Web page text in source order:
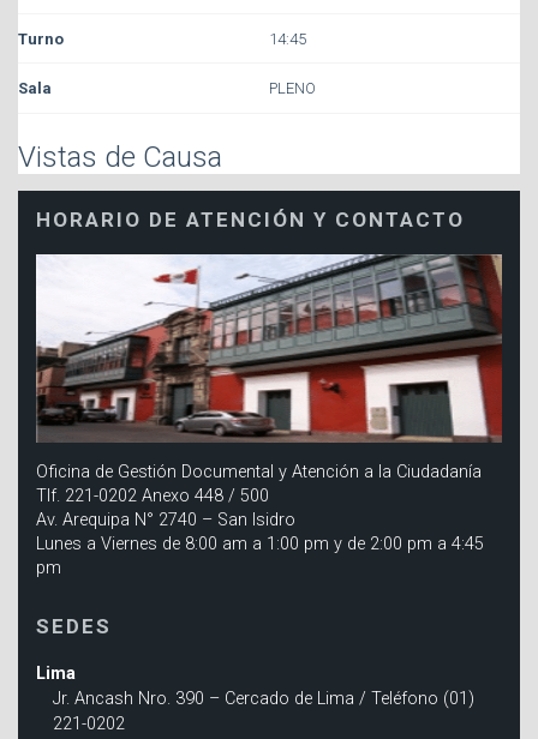
14:45
PLENO
Vistas de Causa
HORARIO DE ATENCIÓN Y CONTACTO
Oficina de Gestión Documental y Atención a la Ciudadanía
Tlf. 221-0202 Anexo 448 / 500
Av. Arequipa N° 2740 – San Isidro
Lunes a Viernes de 8:00 am a 1:00 pm y de 2:00 pm a 4:45
pm
SEDES
Lima
Jr. Ancash Nro. 390 – Cercado de Lima / Teléfono (01)
221-0202